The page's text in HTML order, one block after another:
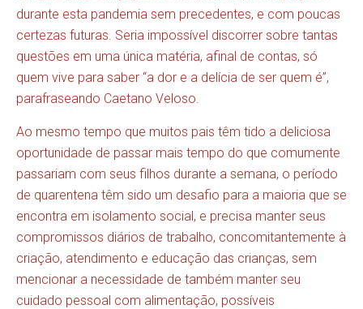
durante esta pandemia sem precedentes, e com poucas
certezas futuras. Seria impossível discorrer sobre tantas
questões em uma única matéria, afinal de contas, só
quem vive para saber “a dor e a delícia de ser quem é”,
parafraseando Caetano Veloso.
Ao mesmo tempo que muitos pais têm tido a deliciosa
oportunidade de passar mais tempo do que comumente
passariam com seus filhos durante a semana, o período
de quarentena têm sido um desafio para a maioria que se
encontra em isolamento social, e precisa manter seus
compromissos diários de trabalho, concomitantemente à
criação, atendimento e educação das crianças, sem
mencionar a necessidade de também manter seu
cuidado pessoal com alimentação, possíveis